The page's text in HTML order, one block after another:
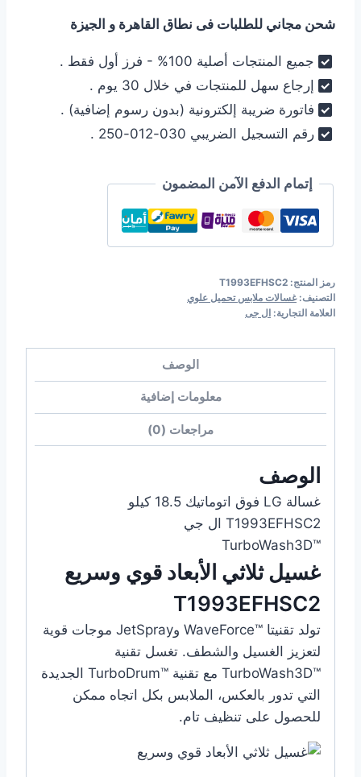
17.490,00 EGP.
17.090,00 EGP.شحن مجاني للطلبات فى نطاق القاهرة و الجيزة
جميع المنتجات أصلية 100% - فرز أول فقط .
إرجاع سهل للمنتجات في خلال 30 يوم .
فاتورة ضريبة إلكترونية (بدون رسوم إضافية) .
رقم التسجيل الضريبي 030-012-250 .
إتمام الدفع الآمن المضمون
رمز المنتج: T1993EFHSC2
التصنيف:غسالات ملابس تحميل علوي
العلامة التجارية: ال جى
الوصف
معلومات إضافية
مراجعات (0)
الوصف
غسالة LG فوق اتوماتيك 18.5 كيلو
T1993EFHSC2 ال جي
™TurboWash3D
غسيل ثلاثي الأبعاد قوي وسريع
T1993EFHSC2
تولد تقنيتا WaveForce™‎ وJetSpray موجات قوية
لتعزيز الغسيل والشطف. تغسل تقنية
TurboWash3D™‎ مع تقنية TurboDrum™‎ الجديدة
التي تدور بالعكس، الملابس بكل اتجاه ممكن
للحصول على تنظيف تام.